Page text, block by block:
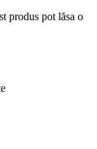
produs pot lăsa o